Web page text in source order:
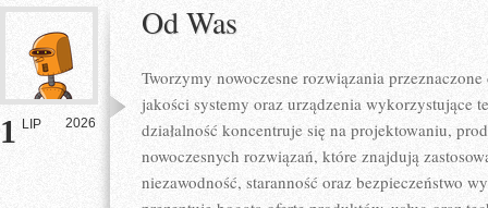
1 LIP 2026
Od Was
Tworzymy nowoczesne rozwiązania
jakości systemy oraz urządzenia wykorzystujące
działalność koncentruje się na projektowaniu,
nowoczesnych rozwiązań, które znajdują
niezawodność, staranność oraz bezpieczeństwo